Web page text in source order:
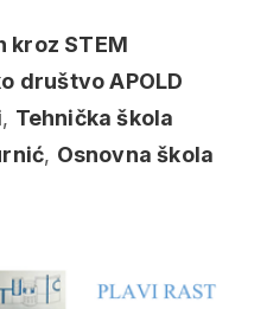
kroz STEM
društvo APOLD
, Tehnička škola
, Osnovna škola